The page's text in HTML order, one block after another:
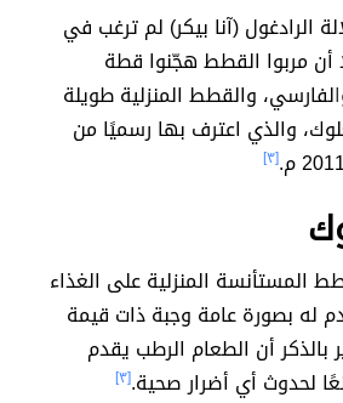
الرادغول (آنا بيكر) لم ترغب في
أن مربوا القطط هجّنوا قطة
لفارسي، والقطط المنزلية طويلة
والذي اعترف بها رسميًا من
[٣]
المستأنسة المنزلية على الغذاء
له بصورة عامة وجبة ذات قيمة
بالذكر أن الطعام الرطب يقدم
لحدوث أي أضرار صحية.[٣]